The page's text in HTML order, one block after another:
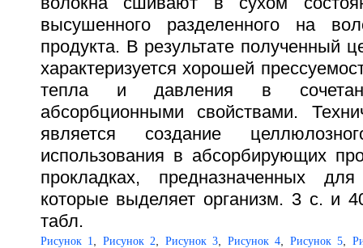
высушенного разделенного на
продукта. В результате полученный
характеризуется хорошей
тепла и давления в
абсорбционными свойствами.
является создание
использования в абсорбирующих
прокладках, предназначенных
которые выделяет организм. 3 с. и
табл.
Рисунок 1 Рисунок 2 Рисунок 3 Рисунок 4 Рисунок 5